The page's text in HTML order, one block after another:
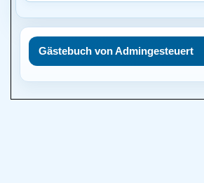
Gästebuch von Admingesteuert